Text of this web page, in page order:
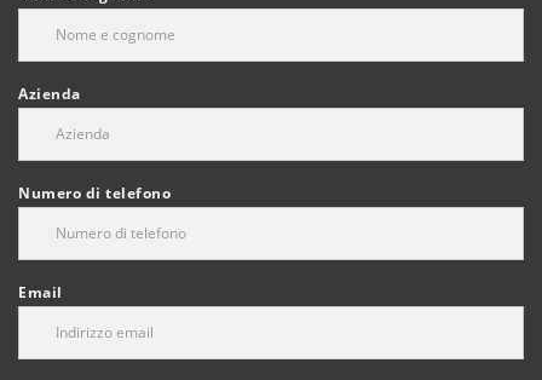
Azienda
Numero di telefono
Email